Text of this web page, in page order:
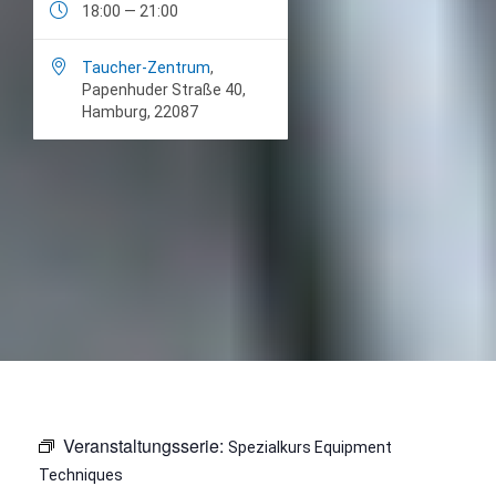
 18:00 — 21:00
 Taucher-Zentrum,
Papenhuder Straße 40,
Hamburg, 22087
Veranstaltungsserie: Spezialkurs Equipment
Techniques